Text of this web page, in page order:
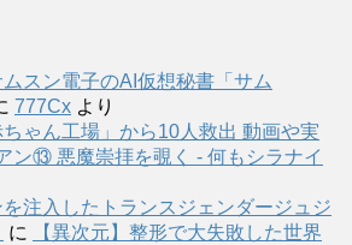
スン電子のAI仮想秘書「サム
777Cx より
ゃん工場」から10人救出 動画や実
ン⑬ 悪魔崇拝を覗く - 何もシラナイ
注入したトランスジェンダージュジ
に
【異次元】整形で大失敗した世界